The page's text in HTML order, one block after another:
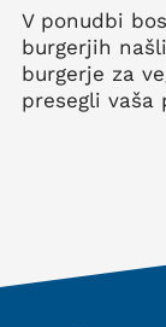
V ponudbi
burgerjih
burgerje za
presegli vaša